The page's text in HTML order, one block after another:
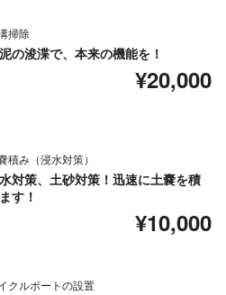
掃除
の浚渫で、本来の機能を！
¥20,000
積み（浸水対策）
対策、土砂対策！迅速に土嚢を積
す！
¥10,000
クルポートの設置